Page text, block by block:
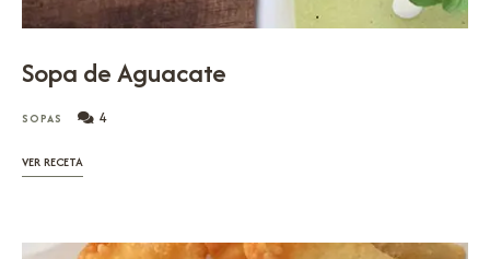
Sopa de Aguacate
SOPAS 4
VER RECETA